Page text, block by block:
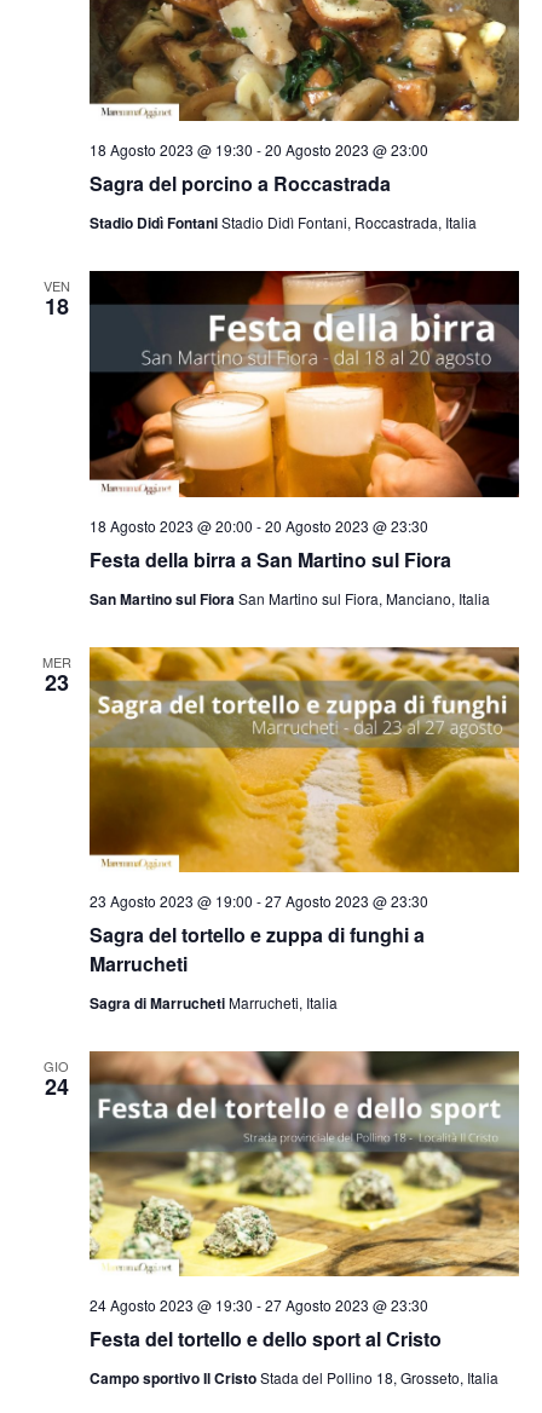
Sagra del porcino a Roccastrada
18 Agosto 2023 @ 19:30 -20 Agosto 2023 @ 23:00
Stadio Didì FontaniStadio Didì Fontani, Roccastrada, Italia
VEN
18
Festa della birra a San Martino sul Fiora
18 Agosto 2023 @ 20:00 -20 Agosto 2023 @ 23:30
San Martino sul Fiora San Martino sul Fiora, Manciano, Italia
MER
23
Sagra del tortello e zuppa di funghi a
Marrucheti
23 Agosto 2023 @ 19:00 -27 Agosto 2023 @ 23:30
Sagra di MarruchetiMarrucheti, Italia
GIO
24
Festa del tortello e dello sport al Cristo
24 Agosto 2023 @ 19:30 -27 Agosto 2023 @ 23:30
Campo sportivo Il CristoStada del Pollino 18, Grosseto, Italia